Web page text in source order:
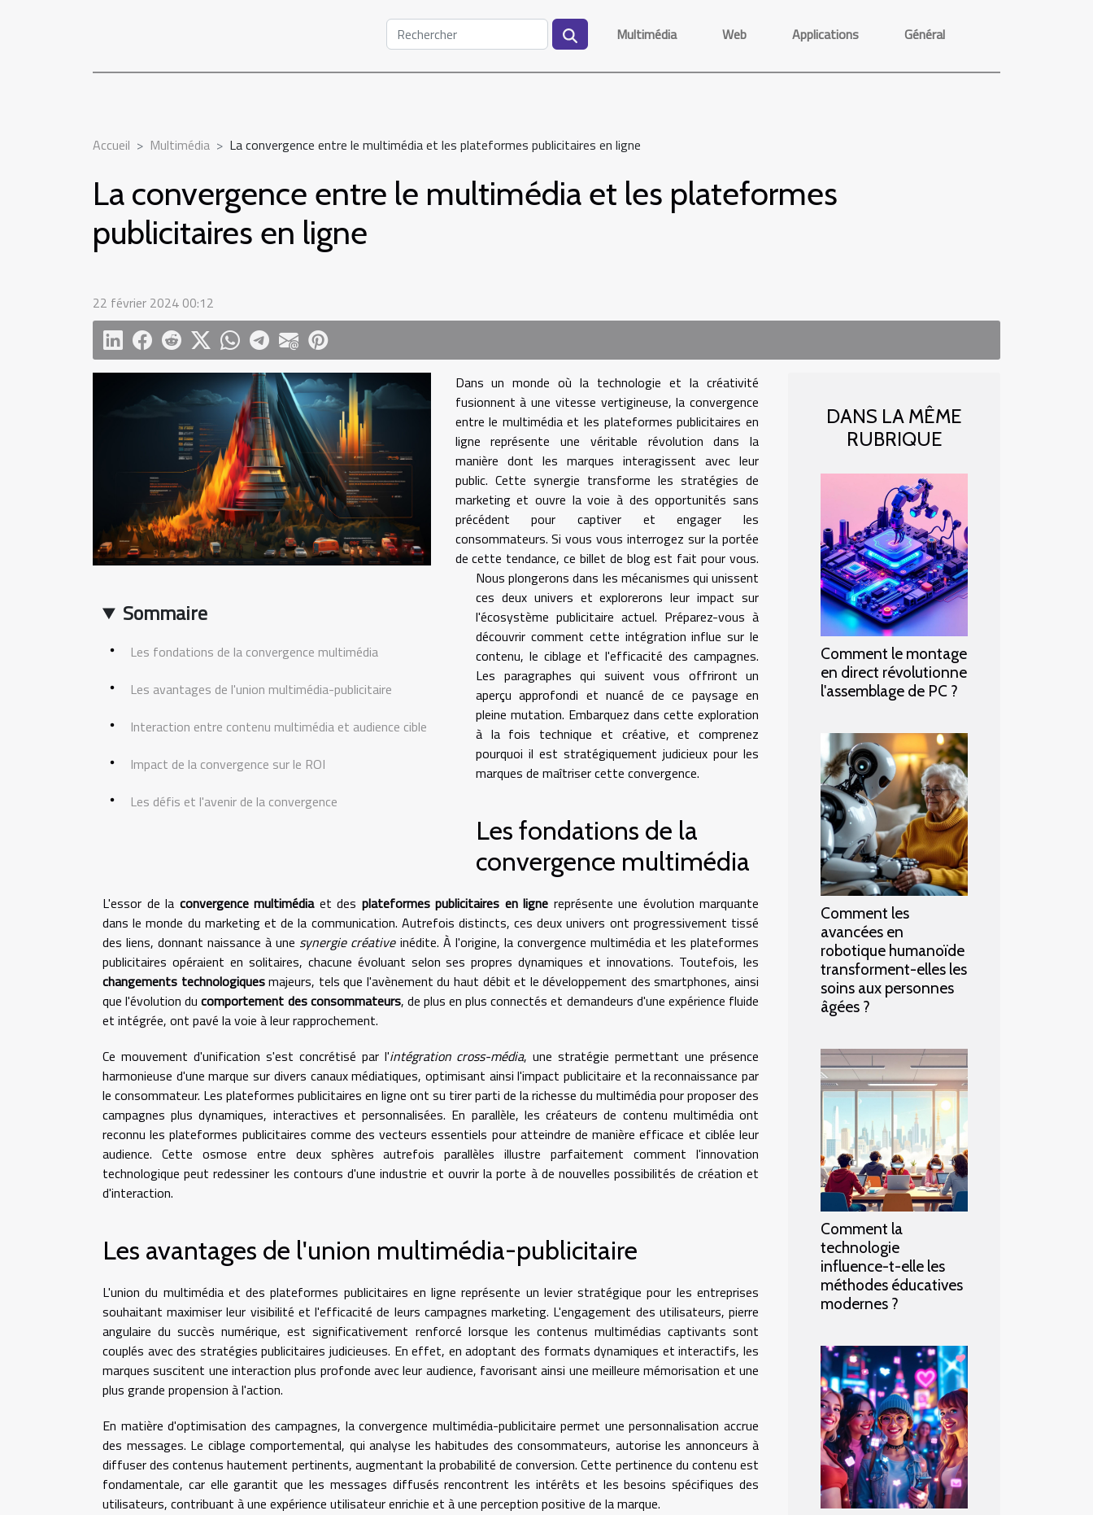
Multimédia Web Applications Général
Accueil Multimédia La convergence entre le multimédia et les plateformes publicitaires en ligne
La convergence entre le multimédia et les plateformes
publicitaires en ligne
22 février 2024 00:12
Sommaire
Les fondations de la convergence multimédia
Les avantages de l'union multimédia-publicitaire
Interaction entre contenu multimédia et audience cible
Impact de la convergence sur le ROI
Les défis et l'avenir de la convergence
Dans un monde où la technologie et la créativité
fusionnent à une vitesse vertigineuse, la convergence
entre le multimédia et les plateformes publicitaires en
ligne représente une véritable révolution dans la
manière dont les marques interagissent avec leur
public. Cette synergie transforme les stratégies de
marketing et ouvre la voie à des opportunités sans
précédent pour captiver et engager les
consommateurs. Si vous vous interrogez sur la portée
de cette tendance, ce billet de blog est fait pour vous.
Nous plongerons dans les mécanismes qui unissent
ces deux univers et explorerons leur impact sur
l'écosystème publicitaire actuel. Préparez-vous à
découvrir comment cette intégration influe sur le
contenu, le ciblage et l'efficacité des campagnes.
Les paragraphes qui suivent vous offriront un
aperçu approfondi et nuancé de ce paysage en
pleine mutation. Embarquez dans cette exploration
à la fois technique et créative, et comprenez
pourquoi il est stratégiquement judicieux pour les
marques de maîtriser cette convergence.
Les fondations de la
convergence multimédia
L'essor de la convergence multimédiaet des plateformes publicitaires en ligne représente une évolution marquante
dans le monde du marketing et de la communication. Autrefois distincts, ces deux univers ont progressivement tissé
des liens, donnant naissance à une synergie créativeinédite. À l'origine, la convergence multimédia et les plateformes
publicitaires opéraient en solitaires, chacune évoluant selon ses propres dynamiques et innovations. Toutefois, les
changements technologiquesmajeurs, tels que l'avènement du haut débit et le développement des smartphones, ainsi
que l'évolution ducomportement des consommateurs, de plus en plus connectés et demandeurs d'une expérience fluide
et intégrée, ont pavé la voie à leur rapprochement.
Ce mouvement d'unification s'est concrétisé par l'intégration cross-média, une stratégie permettant une présence
harmonieuse d'une marque sur divers canaux médiatiques, optimisant ainsi l'impact publicitaire et la reconnaissance par
le consommateur. Les plateformes publicitaires en ligne ont su tirer parti de la richesse du multimédia pour proposer des
campagnes plus dynamiques, interactives et personnalisées. En parallèle, les créateurs de contenu multimédia ont
reconnu les plateformes publicitaires comme des vecteurs essentiels pour atteindre de manière efficace et ciblée leur
audience. Cette osmose entre deux sphères autrefois parallèles illustre parfaitement comment l'innovation
technologique peut redessiner les contours d'une industrie et ouvrir la porte à de nouvelles possibilités de création et
d'interaction.
Les avantages de l'union multimédia-publicitaire
L'union du multimédia et des plateformes publicitaires en ligne représente un levier stratégique pour les entreprises
souhaitant maximiser leur visibilité et l'efficacité de leurs campagnes marketing. L'engagement des utilisateurs, pierre
angulaire du succès numérique, est significativement renforcé lorsque les contenus multimédias captivants sont
couplés avec des stratégies publicitaires judicieuses. En effet, en adoptant des formats dynamiques et interactifs, les
marques suscitent une interaction plus profonde avec leur audience, favorisant ainsi une meilleure mémorisation et une
plus grande propension à l'action.
En matière d'optimisation des campagnes, la convergence multimédia-publicitaire permet une personnalisation accrue
des messages. Le ciblage comportemental, qui analyse les habitudes des consommateurs, autorise les annonceurs à
diffuser des contenus hautement pertinents, augmentant la probabilité de conversion. Cette pertinence du contenu est
fondamentale, car elle garantit que les messages diffusés rencontrent les intérêts et les besoins spécifiques des
utilisateurs, contribuant à une expérience utilisateur enrichie et à une perception positive de la marque.
DANS LA MÊME
RUBRIQUE
Comment le montage
en direct révolutionne
l'assemblage de PC ?
Comment les
avancées en
robotique humanoïde
transforment-elles les
soins aux personnes
âgées ?
Comment la
technologie
influence-t-elle les
méthodes éducatives
modernes ?